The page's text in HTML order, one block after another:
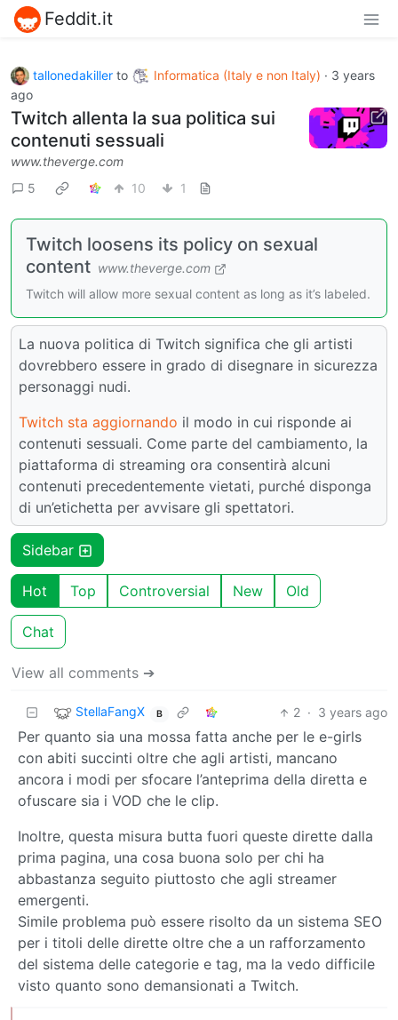
Feddit.it
tallonedakiller to Informatica (Italy e non Italy) · 3 years
ago
Twitch allenta la sua politica sui
contenuti sessuali
www.theverge.com
5
10 1
Twitch loosens its policy on sexual
content www.theverge.com
Twitch will allow more sexual content as long as it’s labeled.
La nuova politica di Twitch significa che gli artisti
dovrebbero essere in grado di disegnare in sicurezza
personaggi nudi.
Twitch sta aggiornando il modo in cui risponde ai
contenuti sessuali. Come parte del cambiamento, la
piattaforma di streaming ora consentirà alcuni
contenuti precedentemente vietati, purché disponga
di un’etichetta per avvisare gli spettatori.
Sidebar
Hot Top Controversial New Old
Chat
View all comments ➔
StellaFangX B 2 · 3 years ago
Per quanto sia una mossa fatta anche per le e-girls
con abiti succinti oltre che agli artisti, mancano
ancora i modi per sfocare l’anteprima della diretta e
ofuscare sia i VOD che le clip.
Inoltre, questa misura butta fuori queste dirette dalla
prima pagina, una cosa buona solo per chi ha
abbastanza seguito piuttosto che agli streamer
emergenti.
Simile problema può essere risolto da un sistema SEO
per i titoli delle dirette oltre che a un rafforzamento
del sistema delle categorie e tag, ma la vedo difficile
visto quanto sono demansionati a Twitch.